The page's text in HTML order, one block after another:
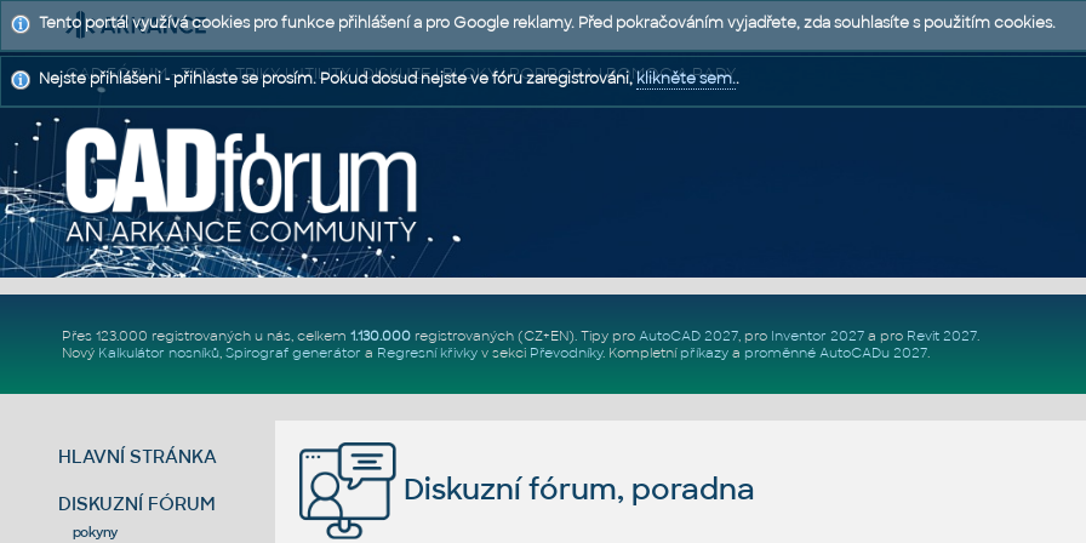
CAD FÓRUM - TIPY A TRIKY | UTILITY | DISKUZE | BLOKY | PODPORA | POMOC A RADY
Přes 123.000 registrovaných u nás, celkem 1.130.000registrovaných (CZ+EN). Tipy pro AutoCAD 2027, pro Inventor 2027a pro Revit 2027.
Nový Kalkulátor nosníků, Spirograf generátor a Regresní křivkyv sekci Převodníky. Kompletní příkazya proměnné AutoCADu 2027.
HLAVNÍ STRÁNKA
DISKUZNÍ FÓRUM
pokyny
Diskuzní fórum, poradna
Tento portál využívá cookies pro funkce přihlášení a pro Google reklamy. Před pokračováním vyjadřete, zda souhlasíte s použitím cookies.
Nejste přihlášeni - přihlaste se prosím. Pokud dosud nejste ve fóru zaregistrováni,klikněte sem..